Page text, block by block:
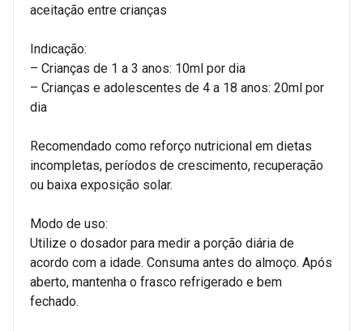
aceitação entre crianças
Indicação:
– Crianças de 1 a 3 anos: 10ml por dia
– Crianças e adolescentes de 4 a 18 anos: 20ml por
dia
Recomendado como reforço nutricional em dietas
incompletas, períodos de crescimento, recuperação
ou baixa exposição solar.
Modo de uso:
Utilize o dosador para medir a porção diária de
acordo com a idade. Consuma antes do almoço. Após
aberto, mantenha o frasco refrigerado e bem
fechado.